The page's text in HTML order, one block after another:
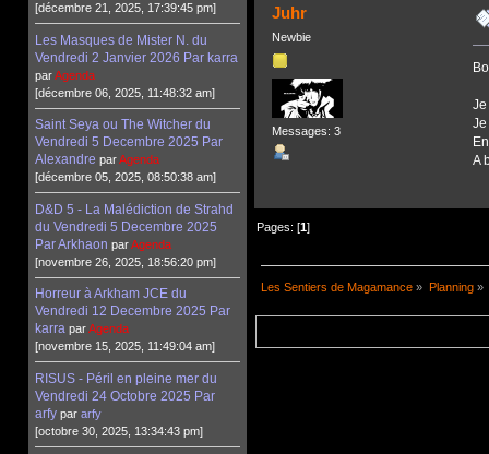
[décembre 21, 2025, 17:39:45 pm]
Les Masques de Mister N. du
Vendredi 2 Janvier 2026 Par karra
parAgenda
[décembre 06, 2025, 11:48:32 am]
Saint Seya ou The Witcher du
Vendredi 5 Decembre 2025 Par
Alexandre parAgenda
[décembre 05, 2025, 08:50:38 am]
D&D 5 - La Malédiction de Strahd
du Vendredi 5 Decembre 2025
Par Arkhaon parAgenda
[novembre 26, 2025, 18:56:20 pm]
Horreur à Arkham JCE du
Vendredi 12 Decembre 2025 Par
karra parAgenda
[novembre 15, 2025, 11:49:04 am]
RISUS - Péril en pleine mer du
Vendredi 24 Octobre 2025 Par
arfy pararfy
[octobre 30, 2025, 13:34:43 pm]
Juhr
Newbie
Messages: 3
A
Pages: [1]
Les Sentiers de Magamance » Planning»